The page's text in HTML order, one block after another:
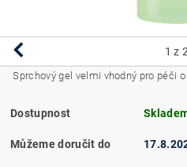
1 z 2
Sprchový gel velmi vhodný pro péči
Dostupnost
Můžeme doručit do